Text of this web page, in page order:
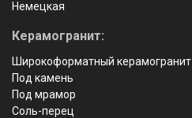
Немецкая
Керамогранит:
Широкоформатный керамогранит
Под камень
Под мрамор
Соль-перец